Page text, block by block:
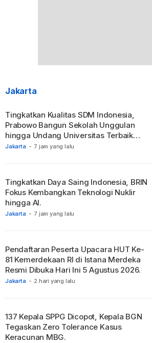
Jakarta
Jakarta - 7 jam yang lalu
Tingkatkan Kualitas SDM Indonesia,
Prabowo Bangun Sekolah Unggulan
hingga Undang Universitas Terbaik
Dunia.
Jakarta - 7 jam yang lalu
Tingkatkan Daya Saing Indonesia, BRIN
Fokus Kembangkan Teknologi Nuklir
hingga AI.
Jakarta - 2 hari yang lalu
Pendaftaran Peserta Upacara HUT Ke-
81 Kemerdekaan RI di Istana Merdeka
Resmi Dibuka Hari Ini 5 Agustus 2026.
137 Kepala SPPG Dicopot, Kepala BGN
Tegaskan Zero Tolerance Kasus
Keracunan MBG.